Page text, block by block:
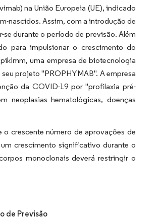
na União Europeia (UE), indicado
nascidos. Assim, com a introdução de
durante o período de previsão. Além
para impulsionar o crescimento do
uma empresa de biotecnologia
projeto "PROPHYMAB". A empresa
da COVID-19 por "profilaxia pré-
neoplasias hematológicas, doenças
crescente número de aprovações de
crescimento significativo durante o
monoclonais deverá restringir o
de Previsão